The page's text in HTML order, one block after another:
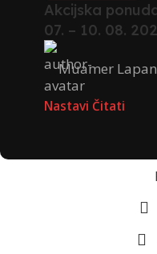
Akcijska
07. – 10. 08.
Muamer
Nastavi Čitati